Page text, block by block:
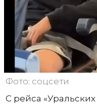
Фото: соцсети
С рейса